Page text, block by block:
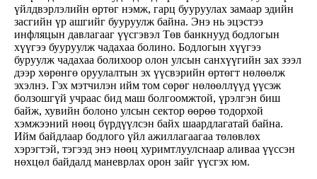
үйлдвэрлэлийн өртөг нэмж, гарц бууруулах замаар эдийн
засгийн үр ашгийг бууруулж байна. Энэ нь эцэстээ
инфляцын давлагааг үүсгэвэл Төв банкнууд бодлогын
хүүгээ бууруулж чадахаа болино. Бодлогын хүүгээ
буруулж чадахаа болихоор олон улсын санхүүгийн зах зээл
дээр хөрөнгө оруулалтын эх үүсвэрийн өртөгт нөлөөлж
эхэлнэ. Гэх мэтчилэн ийм том сөрөг нөлөөллүүд үүсэж
болзошгүй учраас бид маш болгоомжтой, үрэлгэн биш
байж, хувийн болоно улсын сектор өөрөө тодорхой
хэмжээний нөөц бүрдүүлсэн байх шаардлагатай байна.
Ийм байдлаар бодлого үйл ажиллагаагаа төлөвлөх
хэрэгтэй, тэгээд энэ нөөц хуримтлуулснаар аливаа үүссэн
нөхцөл байдалд маневрлах орон зайг үүсгэх юм.